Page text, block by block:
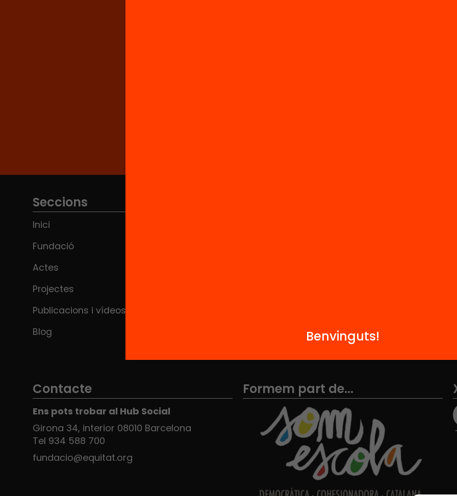
Seccions
Inici
Fundació
Actes
Projectes
Publicacions i vídeos
Blog
Contacte
Ens pots trobar al Hub Social
Girona 34, interior 08010 Barcelona
Tel 934 588 700
fundacio@equitat.org
Formem part de...
Benvinguts!